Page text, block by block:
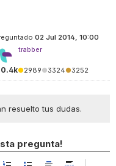
02 Jul 2014, 10:00
trabber
●2989●3324●3252
resuelto tus dudas.
pregunta!